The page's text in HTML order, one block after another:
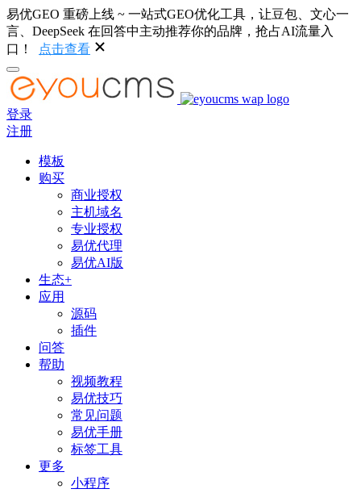
易优GEO 重磅上线 ~ 一站式GEO优化工具，让豆包、文心一
言、DeepSeek 在回答中主动推荐你的品牌，抢占AI流量入
口！
点击查看
登录
注册
模板
购买
商业授权
主机域名
专业授权
易优代理
易优AI版
生态+
应用
源码
插件
问答
帮助
视频教程
易优技巧
常见问题
易优手册
标签工具
更多
小程序